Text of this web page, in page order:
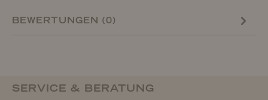
BEWERTUNGEN (0)
SERVICE & BERATUNG